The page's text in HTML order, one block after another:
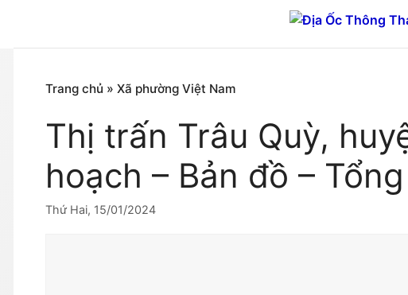
nội
Trang chủ » Xã phường Việt Nam
Thị trấn Trâu Quỳ,
hoạch – Bản đồ –
Thứ Hai, 15/01/2024